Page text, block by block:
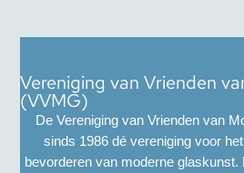
Vereniging van Vrienden
(VVMG)
De Vereniging van Vrienden van
sinds 1986 dé vereniging voor
bevorderen van moderne